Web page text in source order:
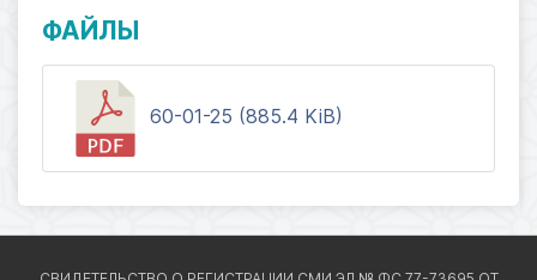
ФАЙЛЫ
60-01-25 (885.4 KiB)